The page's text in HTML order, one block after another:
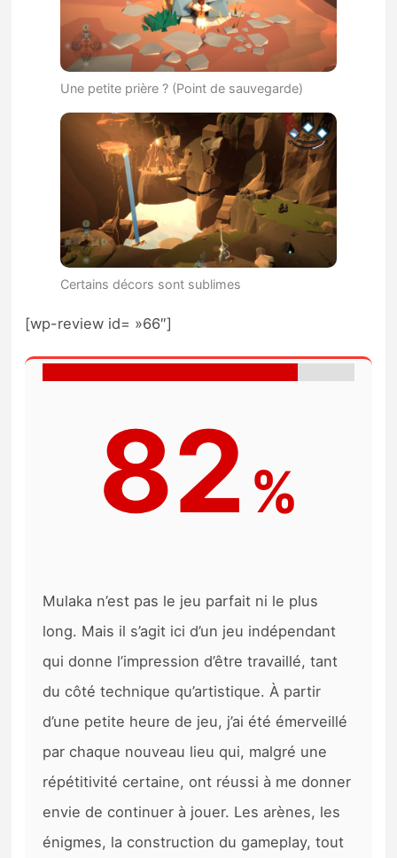
Une petite prière ? (Point de sauvegarde)
Certains décors sont sublimes
[wp-review id= »66″]
82 %
Mulaka n’est pas le jeu parfait ni le plus
long. Mais il s’agit ici d’un jeu indépendant
qui donne l’impression d’être travaillé, tant
du côté technique qu’artistique. À partir
d’une petite heure de jeu, j’ai été émerveillé
par chaque nouveau lieu qui, malgré une
répétitivité certaine, ont réussi à me donner
envie de continuer à jouer. Les arènes, les
énigmes, la construction du gameplay, tout